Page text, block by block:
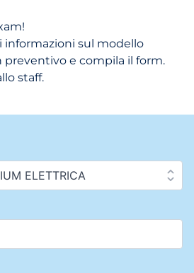
informazioni sul modello
preventivo e compila il form.
staff.